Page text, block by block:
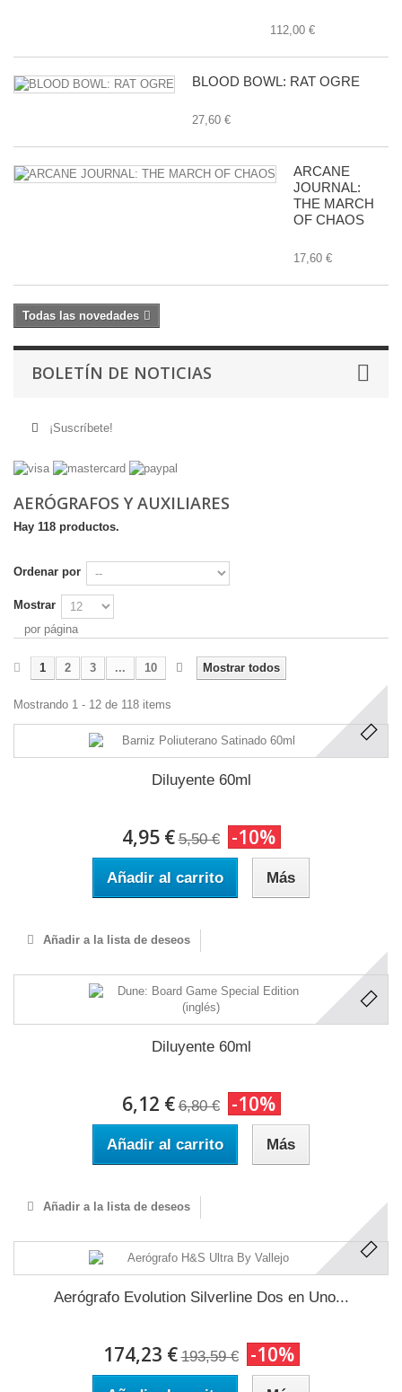
112,00 €
BLOOD BOWL: RAT OGRE
27,60 €
ARCANE
JOURNAL:
THE MARCH
OF CHAOS
17,60 €
Todas las novedades
BOLETÍN DE NOTICIAS
¡Suscríbete!
AERÓGRAFOS Y AUXILIARES
Hay 118 productos.
Ordenar por
Mostrar
por página
Mostrar todos
1 2 3 ... 10
Mostrando 1 - 12 de 118 items
Diluyente 60ml
4,95 € 5,50 € -10%
Añadir al carrito Más
Añadir a la lista de deseos
Diluyente 60ml
6,12 € 6,80 € -10%
Añadir al carrito Más
Añadir a la lista de deseos
Aerógrafo Evolution Silverline Dos en Uno...
174,23 € 193,59 € -10%